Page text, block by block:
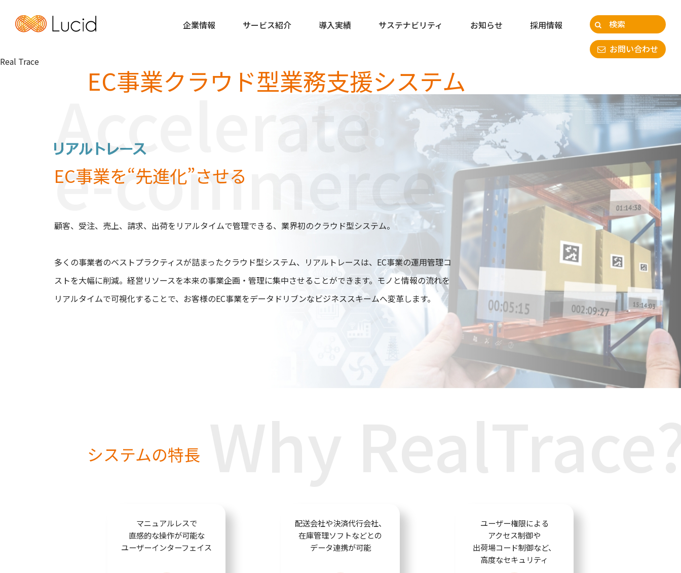
企業情報 サービス紹介 導入実績 サステナビリティ お知らせ
採用情報
お問い合わせ
Real Trace
EC事業クラウド型業務支援システム
Accelerate
e-commerce
EC事業を“先進化”させる
顧客、受注、売上、請求、出荷をリアルタイムで管理できる、業界初のクラウド型システム。
多くの事業者のベストプラクティスが詰まったクラウド型システム、リアルトレースは、EC事業の運用管理コ
ストを大幅に削減。経営リソースを本来の事業企画・管理に集中させることができます。モノと情報の流れを
リアルタイムで可視化することで、お客様のEC事業をデータドリブンなビジネススキームへ変革します。
システムの特長
マニュアルレスで
直感的な操作が可能な
ユーザーインターフェイス
配送会社や決済代行会社、
在庫管理ソフトなどとの
データ連携が可能
ユーザー権限による
アクセス制御や
出荷場コード制御など、
高度なセキュリティ